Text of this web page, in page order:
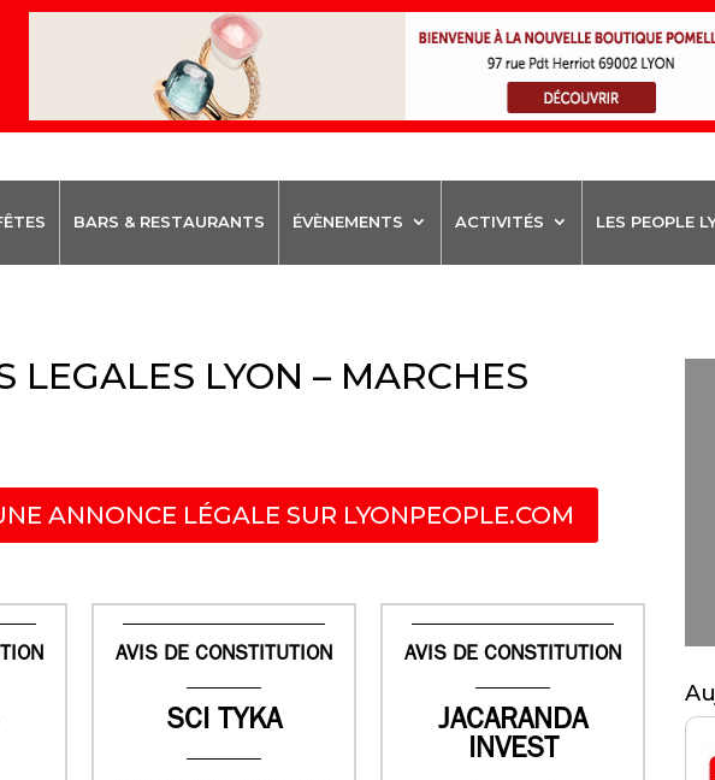
BARS & RESTAURANTS ÉVÈNEMENTS ACTIVITÉS LES PEOPLE
LEGALES LYON – MARCHES
ANNONCE LÉGALE SUR LYONPEOPLE.COM
AVIS DE CONSTITUTION
SCI TYKA
AVIS DE CONSTITUTION
JACARANDA
INVEST